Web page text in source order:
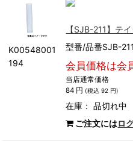
K00548001
194
【SJB-211】テ
型番/品番SJB-211
会員価格は会
当店通常価格
84 円 (税込 92 円)
在庫：品切れ中
ご注文にはロ